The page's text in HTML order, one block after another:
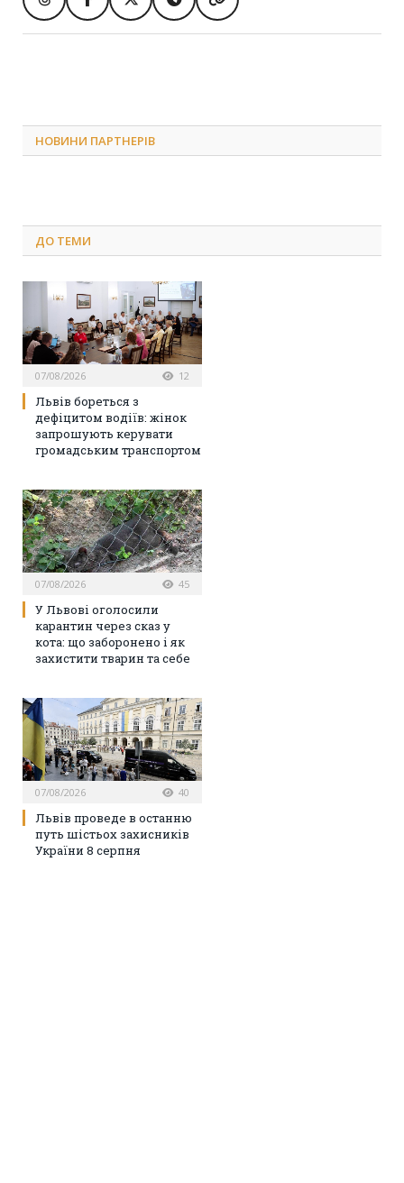
НОВИНИ ПАРТНЕРІВ
ДО ТЕМИ
07/08/2026 12
Львів бореться з
дефіцитом водіїв: жінок
запрошують керувати
громадським транспортом
07/08/2026 45
У Львові оголосили
карантин через сказ у
кота: що заборонено і як
захистити тварин та себе
07/08/2026 40
Львів проведе в останню
путь шістьох захисників
України 8 серпня